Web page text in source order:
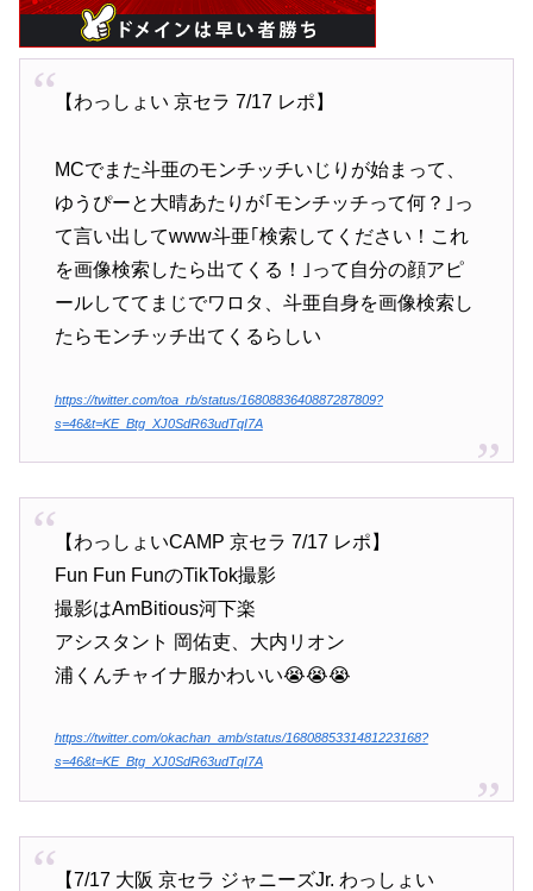
【わっしょい 京セラ 7/17 レポ】
MCでまた斗亜のモンチッチいじりが始まって、
ゆうぴーと大晴あたりが｢モンチッチって何？｣っ
て言い出してwww斗亜｢検索してください！これ
を画像検索したら出てくる！｣って自分の顔アピ
ールしててまじでワロタ、斗亜自身を画像検索し
たらモンチッチ出てくるらしい
https://twitter.com/toa_rb/status/1680883640887287809?
s=46&t=KE_Btg_XJ0SdR63udTqI7A
【わっしょいCAMP 京セラ 7/17 レポ】
Fun Fun FunのTikTok撮影
撮影はAmBitious河下楽
アシスタント 岡佑吏、大内リオン
浦くんチャイナ服かわいい😭😭😭
https://twitter.com/okachan_amb/status/1680885331481223168?
s=46&t=KE_Btg_XJ0SdR63udTqI7A
【7/17 大阪 京セラ ジャニーズJr. わっしょい